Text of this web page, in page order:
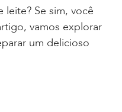
leite? Se sim, você
vamos explorar
um delicioso